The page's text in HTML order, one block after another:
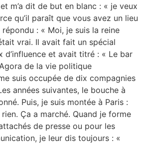
m’a dit de but en blanc : « je veux
qu’il paraît que vous avez un lieu
répondu : « Moi, je suis la reine
vrai. Il avait fait un spécial
d’influence et avait titré : « Le bar
de la vie politique
suis occupée de dix compagnies
années suivantes, le bouche à
Puis, je suis montée à Paris :
rien. Ça a marché. Quand je forme
de presse ou pour les
je leur dis toujours : «